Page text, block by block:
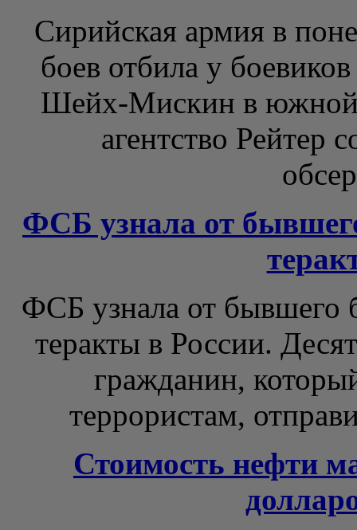
Сирийская армия в
боев отбила у
Шейх-Мискин в южной
агентство Рейтер
ФСБ узнала от
ФСБ узнала от бывшего
теракты в России.
гражданин,
террористам,
Стоимость нефти